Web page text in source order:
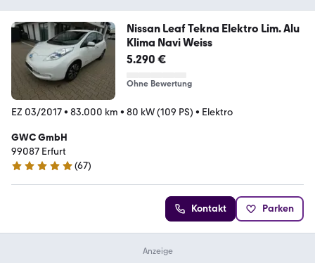
Nissan Leaf Tekna Elektro Lim. Alu
Klima Navi Weiss
5.290 €
Ohne Bewertung
EZ 03/2017• 83.000 km • 80 kW (109 PS) • Elektro
GWC GmbH
99087 Erfurt
4.9 Sterne
(67)
Kontakt Parken